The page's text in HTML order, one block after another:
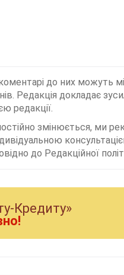
до них можуть
Редакція докладає
редакції.
змінюється, ми
до Редакційної
Кредиту»